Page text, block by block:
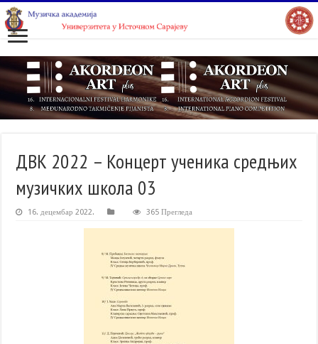
ДВК 2022 – Концерт ученика средњих
музичких школа 03
16. децембар 2022. 365 Прегледа